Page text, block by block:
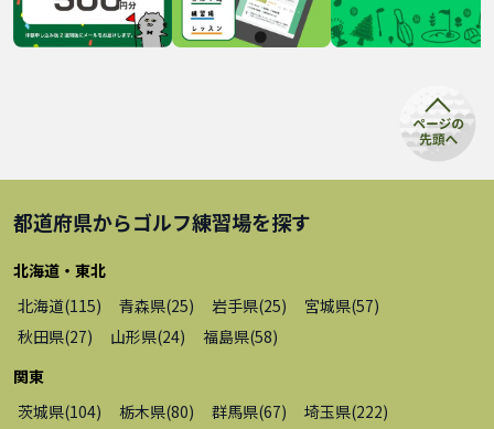
都道府県からゴルフ練習場を探す
北海道・東北
北海道(115) 青森県(25) 岩手県(25) 宮城県(57)
秋田県(27) 山形県(24) 福島県(58)
関東
茨城県(104) 栃木県(80) 群馬県(67) 埼玉県(222)